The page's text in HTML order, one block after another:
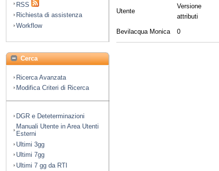
RSS
Richiesta di assistenza
Workflow
Cerca
Ricerca Avanzata
Modifica Criteri di Ricerca
DGR e Deteterminazioni
Manuali Utente in Area Utenti
Esterni
Ultimi 3gg
Ultimi 7gg
Ultimi 7 gg da RTI
Utente
Versione
attributi
Bevilacqua Monica 0